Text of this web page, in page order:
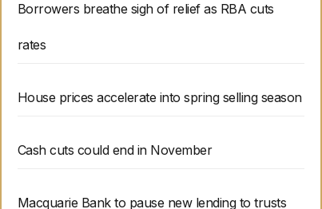
Borrowers breathe sigh of relief as RBA cuts
rates
House prices accelerate into spring selling season
Cash cuts could end in November
Macquarie Bank to pause new lending to trusts